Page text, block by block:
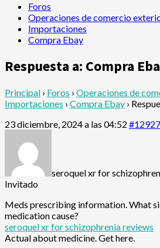
Foros
Operaciones de comercio
Importaciones
Compra Ebay
Respuesta a: Compra
Principal › Foros › Operaciones de
Importaciones › Compra Ebay ›
23 diciembre, 2024 a las 04:52 #12927
seroquel xr for
Invitado
Meds prescribing information. What
medication cause?
seroquel xr for schizophrenia reviews
Actual about medicine. Get here.